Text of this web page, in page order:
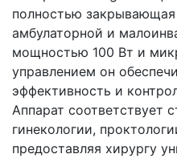
полностью закрывающая
амбулаторной и
мощностью 100 Вт и
управлением он
эффективность и
Аппарат соответствует
гинекологии,
предоставляя хирургу